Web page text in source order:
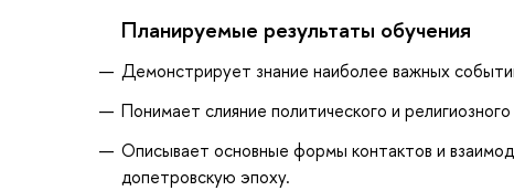
Планируемые результаты обучения
Демонстрирует знание наиболее важных
Понимает слияние политического и
Описывает основные формы контактов и
допетровскую эпоху.